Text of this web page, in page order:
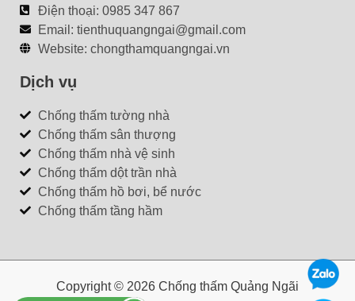
Điện thoại: 0985 347 867
Email: tienthuquangngai@gmail.com
Website: chongthamquangngai.vn
Dịch vụ
Chống thấm tường nhà
Chống thấm sân thượng
Chống thấm nhà vệ sinh
Chống thấm dột trần nhà
Chống thấm hồ bơi, bể nước
Chống thấm tầng hầm
Copyright © 2026 Chống thấm Quảng Ngãi